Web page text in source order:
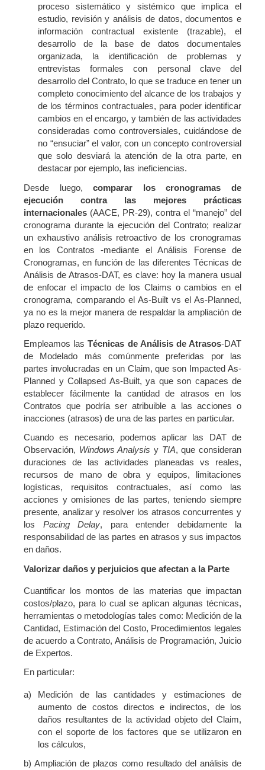
proceso sistemático y sistémico que implica el
estudio, revisión y análisis de datos, documentos e
información contractual existente (trazable), el
desarrollo de la base de datos documentales
organizada, la identificación de problemas y
entrevistas formales con personal clave del
desarrollo del Contrato, lo que se traduce en tener un
completo conocimiento del alcance de los trabajos y
de los términos contractuales, para poder identificar
cambios en el encargo, y también de las actividades
consideradas como controversiales, cuidándose de
no “ensuciar” el valor, con un concepto controversial
que solo desviará la atención de la otra parte, en
destacar por ejemplo, las ineficiencias.
Desde luego,comparar los cronogramas de
ejecución contra las mejores prácticas
internacionales (AACE, PR-29), contra el “manejo” del
cronograma durante la ejecución del Contrato; realizar
un exhaustivo análisis retroactivo de los cronogramas
en los Contratos -mediante el Análisis Forense de
Cronogramas, en función de las diferentes Técnicas de
Análisis de Atrasos-DAT, es clave: hoy la manera usual
de enfocar el impacto de los Claims o cambios en el
cronograma, comparando el As-Built vs el As-Planned,
ya no es la mejor manera de respaldar la ampliación de
plazo requerido.
Empleamos lasTécnicas de Análisis de Atrasos-DAT
de Modelado más comúnmente preferidas por las
partes involucradas en un Claim, que son Impacted As-
Planned y Collapsed As-Built, ya que son capaces de
establecer fácilmente la cantidad de atrasos en los
Contratos que podría ser atribuible a las acciones o
inacciones (atrasos) de una de las partes en particular.
Cuando es necesario, podemos aplicar las DAT de
Observación, Windows Analysisy TIA, que consideran
duraciones de las actividades planeadas vs reales,
recursos de mano de obra y equipos, limitaciones
logísticas, requisitos contractuales, así como las
acciones y omisiones de las partes, teniendo siempre
presente, analizar y resolver los atrasos concurrentes y
los Pacing Delay, para entender debidamente la
responsabilidad de las partes en atrasos y sus impactos
en daños.
Valorizar daños y perjuicios que afectan a la Parte
Cuantificar los montos de las materias que impactan
costos/plazo, para lo cual se aplican algunas técnicas,
herramientas o metodologías tales como: Medición de la
Cantidad, Estimación del Costo, Procedimientos legales
de acuerdo a Contrato, Análisis de Programación, Juicio
de Expertos.
En particular:
a) Medición de las cantidades y estimaciones de
aumento de costos directos e indirectos, de los
daños resultantes de la actividad objeto del Claim,
con el soporte de los factores que se utilizaron en
los cálculos,
b) Ampliación de plazos como resultado del análisis de